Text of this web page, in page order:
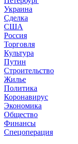
Украина
Сделка
США
Россия
Торговля
Культура
Путин
Строительство
Жилье
Политика
Коронавирус
Экономика
Общество
Финансы
Спецоперация